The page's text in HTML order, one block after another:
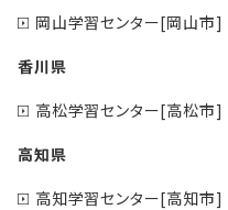
岡山学習センター[岡山市]
香川県
高松学習センター[高松市]
高知県
高知学習センター[高知市]